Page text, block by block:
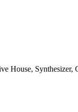
House,